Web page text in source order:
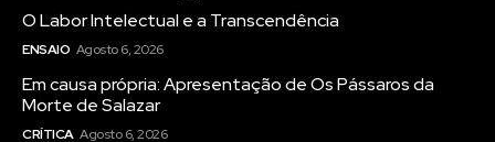
O Labor Intelectual e a Transcendência
ENSAIO Agosto 6, 2026
Em causa própria: Apresentação de Os Pássaros da
Morte de Salazar
CRÍTICA Agosto 6, 2026